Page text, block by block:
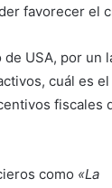
favorecer el
USA, por un
cuál es
fiscales
como «La